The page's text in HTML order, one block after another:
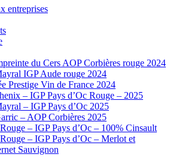
entreprises
du Cers AOP Corbières rouge 2024
IGP Aude rouge 2024
Prestige Vin de France 2024
– IGP Pays d’Oc Rouge – 2025
– IGP Pays d’Oc 2025
– AOP Corbières 2025
– IGP Pays d’Oc – 100% Cinsault
– IGP Pays d’Oc – Merlot et
Sauvignon